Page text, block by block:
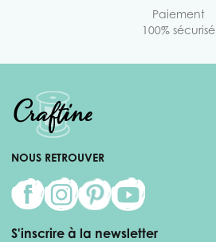
Paiement
100% sécurisé
NOUS RETROUVER
S'inscrire à la newsletter